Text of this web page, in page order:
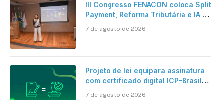
III Congresso FENACON coloca Split
Payment, Reforma Tributária e IA no
7 de agosto de 2026
Projeto de lei equipara assinatura
com certificado digital ICP-Brasil
7 de agosto de 2026